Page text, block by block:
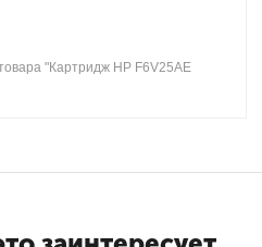
"Картридж HP F6V25AE